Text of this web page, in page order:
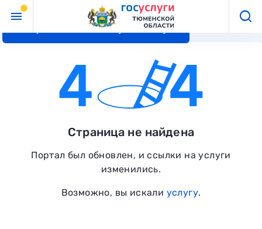
Перейти к основному контенту
Страница не найдена
Портал был обновлен, и ссылки на услуги
изменились.
Возможно, вы искали услугу.